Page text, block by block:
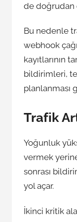
de doğrudan
Bu nedenle
webhook
kayıtlarının
bildirimleri,
planlanması
Trafik
Yoğunluk
vermek
sonrası
yol açar.
İkinci kritik